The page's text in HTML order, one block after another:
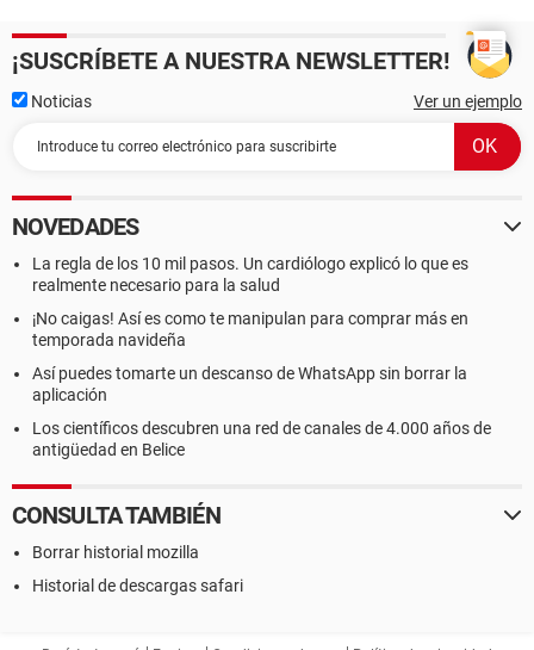
¡SUSCRÍBETE A NUESTRA NEWSLETTER!
Noticias Ver un ejemplo
NOVEDADES
La regla de los 10 mil pasos. Un cardiólogo explicó lo que es
realmente necesario para la salud
¡No caigas! Así es como te manipulan para comprar más en
temporada navideña
Así puedes tomarte un descanso de WhatsApp sin borrar la
aplicación
Los científicos descubren una red de canales de 4.000 años de
antigüedad en Belice
CONSULTA TAMBIÉN
Borrar historial mozilla
Historial de descargas safari